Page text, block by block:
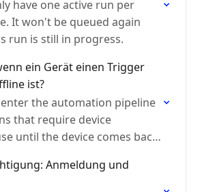
have one active run per
It won't be queued again
run is still in progress.
ein Gerät einen Trigger
ist?
the automation pipeline
that require device
until the device comes back
Anmeldung und